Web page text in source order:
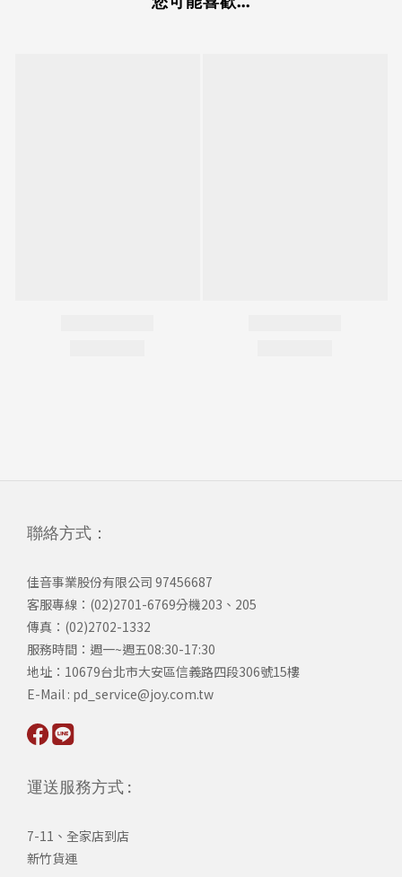
聯絡方式：
佳音事業股份有限公司 97456687
客服專線：(02)2701-6769分機203、205
傳真：(02)2702-1332
服務時間：週一~週五08:30-17:30
​地址：10679台北市大安區信義路四段306號15樓
​E-Mail : pd_service@joy.com.tw
運送服務方式 :
7-11、全家店到店
新竹貨運